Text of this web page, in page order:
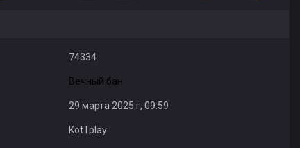
74334
Вечный бан
29 марта 2025 г, 09:59
KotTplay